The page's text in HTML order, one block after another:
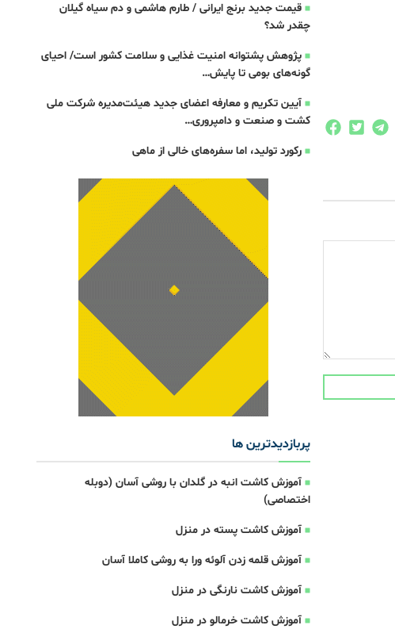
قیمت جدید برنج ایرانی / طارم هاشمی و دم سیاه گیلان
چقدر شد؟
پژوهش پشتوانه امنیت غذایی و سلامت کشور است/ احیای
گونه‌های بومی تا پایش…
آیین تکریم و معارفه اعضای جدید هیئت‌مدیره شرکت ملی
کشت و صنعت و دامپروری…
رکورد تولید، اما سفره‌های خالی از ماهی
پربازدیدترین ها
آموزش کاشت انبه در گلدان با روشی آسان (دوبله
اختصاصی)
آموزش کاشت پسته در منزل
آموزش قلمه زدن آلوئه ورا به روشی کاملا آسان
آموزش کاشت نارنگی در منزل
آموزش کاشت خرمالو در منزل